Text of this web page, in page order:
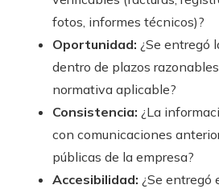
fotos, informes técnicos)?
Oportunidad: ¿Se entregó
dentro de plazos
normativa aplicable?
Consistencia: ¿La
con comunicaciones
públicas de la empresa?
Accesibilidad: ¿Se entregó